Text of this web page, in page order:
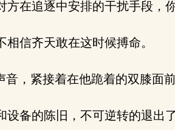
在追逐中安排的干扰手段，
信齐天敢在这时候搏命。
，紧接着在他跪着的双膝面
备的陈旧，不可逆转的退出了